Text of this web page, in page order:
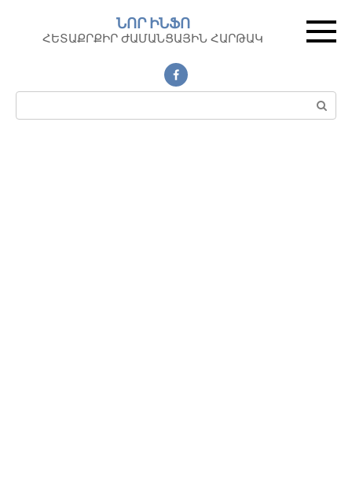
контенту
ՆՈՐ ԻՆՖՈ
ՀԵՏԱՔՐՔԻՐ ԺԱՄԱՆՑԱՅԻՆ ՀԱՐԹԱԿ
Поиск: